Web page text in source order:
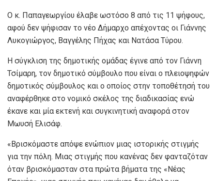
Ο κ. Παπαγεωργίου έλαβε ωστόσο 8 από τις 11 ψήφους,
αφού δεν ψήφισαν το νέο Δήμαρχο απέχοντας οι Γιάννης
Λυκογιώργος, Βαγγέλης Πήχας και Νατάσα Τύρου.
Η σύγκλιση της δημοτικής ομάδας έγινε από τον Γιάννη
Τσίμαρη, τον δημοτικό σύμβουλο που είναι ο πλειοψηφών
δημοτικός σύμβουλος και ο οποίος στην τοποθέτησή του
αναφέρθηκε στο νομικό σκέλος της διαδικασίας ενώ
έκανε και μία εκτενή και συγκινητική αναφορά στον
Μωυσή Ελισάφ.
«Βρισκόμαστε απόψε ενώπιον μιας ιστορικής στιγμής
για την πόλη. Μιας στιγμής που κανένας δεν φανταζόταν
όταν βρισκόμασταν στα πρώτα βήματα της «Νέας